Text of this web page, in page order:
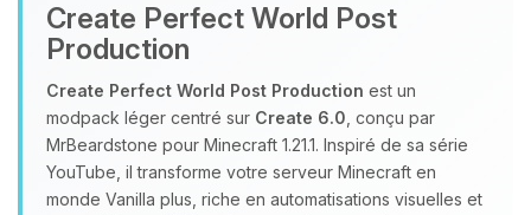
Create Perfect World Post
Production
Create Perfect World Post Production est un
modpack léger centré sur Create 6.0 , conçu par
MrBeardstone pour Minecraft 1.21.1. Inspiré de sa série
YouTube, il transforme votre serveur Minecraft en
monde Vanilla plus, riche en automatisations visuelles et